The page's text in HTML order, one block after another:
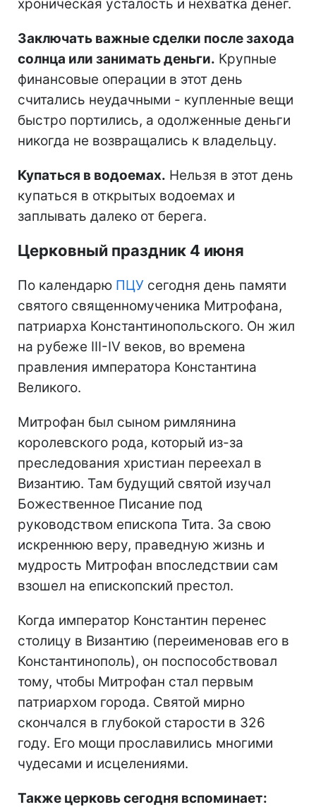
хроническая усталость и нехватка денег.
Заключать важные сделки после захода
солнца или занимать деньги. Крупные
финансовые операции в этот день
считались неудачными - купленные вещи
быстро портились, а одолженные деньги
никогда не возвращались к владельцу.
Купаться в водоемах. Нельзя в этот день
купаться в открытых водоемах и
заплывать далеко от берега.
Церковный праздник 4 июня
По календарю ПЦУ сегодня день памяти
святого священномученика Митрофана,
патриарха Константинопольского. Он жил
на рубеже III-IV веков, во времена
правления императора Константина
Великого.
Митрофан был сыном римлянина
королевского рода, который из-за
преследования христиан переехал в
Византию. Там будущий святой изучал
Божественное Писание под
руководством епископа Тита. За свою
искреннюю веру, праведную жизнь и
мудрость Митрофан впоследствии сам
взошел на епископский престол.
Когда император Константин перенес
столицу в Византию (переименовав его в
Константинополь), он поспособствовал
тому, чтобы Митрофан стал первым
патриархом города. Святой мирно
скончался в глубокой старости в 326
году. Его мощи прославились многими
чудесами и исцелениями.
Также церковь сегодня вспоминает: